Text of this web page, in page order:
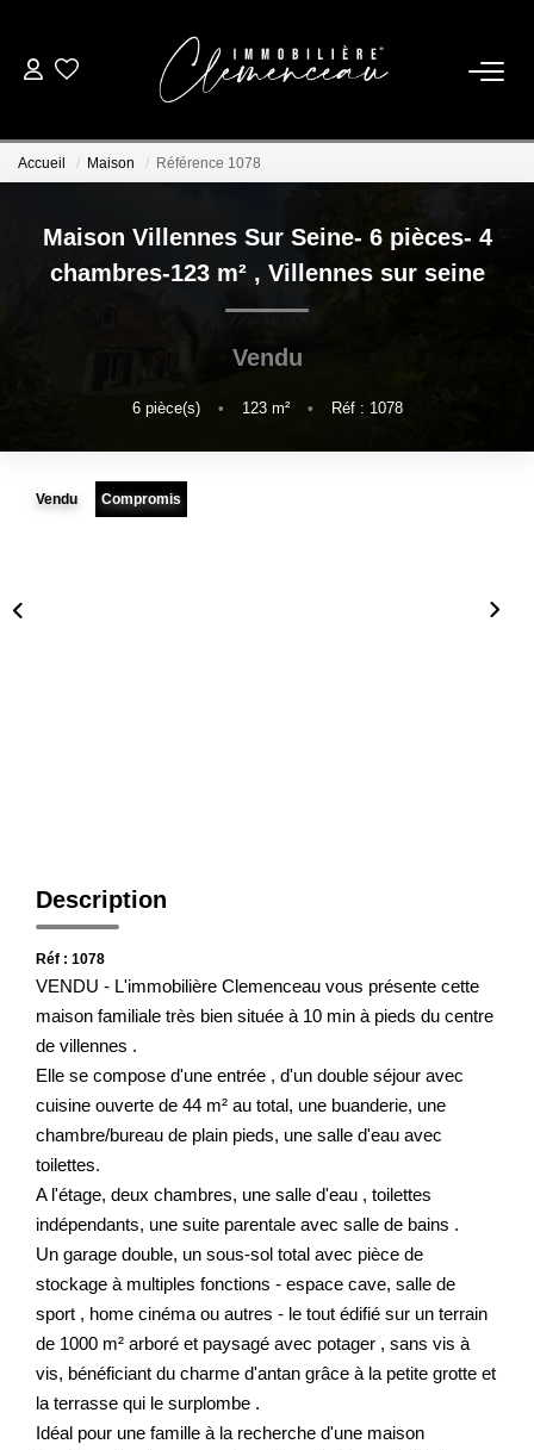
LOCATION
BIENS VENDUS
NOTRE AGENCE
Accueil Maison Référence 1078
Maison Villennes Sur Seine- 6 pièces- 4
chambres-123 m² , Villennes sur seine
Vendu
6pièce(s) • 123m² • Réf : 1078
Vendu Compromis
Description
Réf : 1078
VENDU - L'immobilière Clemenceau vous présente cette
maison familiale très bien située à 10 min à pieds du centre
de villennes .
Elle se compose d'une entrée , d'un double séjour avec
cuisine ouverte de 44 m² au total, une buanderie, une
chambre/bureau de plain pieds, une salle d'eau avec
toilettes.
A l'étage, deux chambres, une salle d'eau , toilettes
indépendants, une suite parentale avec salle de bains .
Un garage double, un sous-sol total avec pièce de
stockage à multiples fonctions - espace cave, salle de
sport , home cinéma ou autres - le tout édifié sur un terrain
de 1000 m² arboré et paysagé avec potager , sans vis à
vis, bénéficiant du charme d'antan grâce à la petite grotte et
la terrasse qui le surplombe .
Idéal pour une famille à la recherche d'une maison